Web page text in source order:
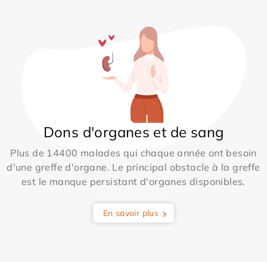
Dons d'organes et de sang
Plus de 14400 malades qui chaque année ont besoin
d'une greffe d'organe. Le principal obstacle à la greffe
est le manque persistant d'organes disponibles.
En savoir plus